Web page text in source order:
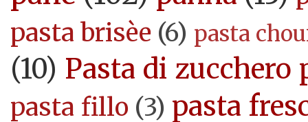
pasta brisèe (6) pasta
(10) Pasta di zucchero
pasta fillo (3) pasta